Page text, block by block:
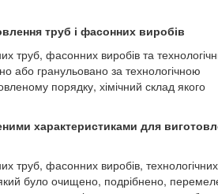
труб і фасонних виробів
труб, фасонних виробів та
або гранульовано за технологічною
порядку, хімічний склад якого
характеристиками для
труб, фасонних виробів, технологічних
який було очищено, подрібнено,